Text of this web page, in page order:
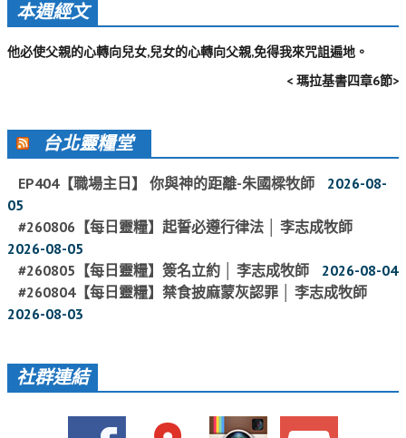
活動影音_2021年
活動影音_2020年
活動影音_2017年
活動影音_2016年
活動影音_2015年
活動影音_2014年
活動影音_2013年
社區愛加倍
愛加倍協會介紹
愛加倍活動相簿
課後陪讀班資訊
本週經文
他必使父親的心轉向兒女,兒女的心轉向父親,免得我來咒詛遍地。
< 瑪拉基書四章6節>
台北靈糧堂
EP404【職場主日】 你與神的距離-朱國樑牧師
2026-08-
05
#260806【每日靈糧】起誓必遵行律法 │ 李志成牧師
2026-08-05
#260805【每日靈糧】簽名立約 │ 李志成牧師
2026-08-04
#260804【每日靈糧】禁食披麻蒙灰認罪 │ 李志成牧師
2026-08-03
社群連結